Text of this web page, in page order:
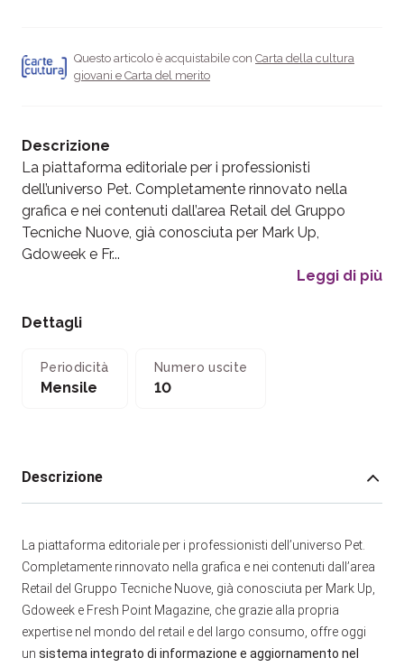
Questo articolo è acquistabile con Carta della cultura
giovani e Carta del merito
Descrizione
La piattaforma editoriale per i professionisti
dell’universo Pet. Completamente rinnovato nella
grafica e nei contenuti dall’area Retail del Gruppo
Tecniche Nuove, già conosciuta per Mark Up,
Gdoweek e Fr...
Leggi di più
Dettagli
Periodicità
Mensile
Numero uscite
10
Descrizione
La piattaforma editoriale per i professionisti dell’universo Pet.
Completamente rinnovato nella grafica e nei contenuti dall’area
Retail del Gruppo Tecniche Nuove, già conosciuta per Mark Up,
Gdoweek e Fresh Point Magazine, che grazie alla propria
expertise nel mondo del retail e del largo consumo, offre oggi
un sistema integrato di informazione e aggiornamento nel